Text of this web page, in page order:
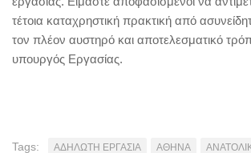
τέτοια καταχρηστική πρακτική από
τον πλέον αυστηρό και αποτελεσματικό
υπουργός Εργασίας.
Tags: ΑΔΗΛΩΤΗ ΕΡΓΑΣΙΑ ΑΘΗΝΑ